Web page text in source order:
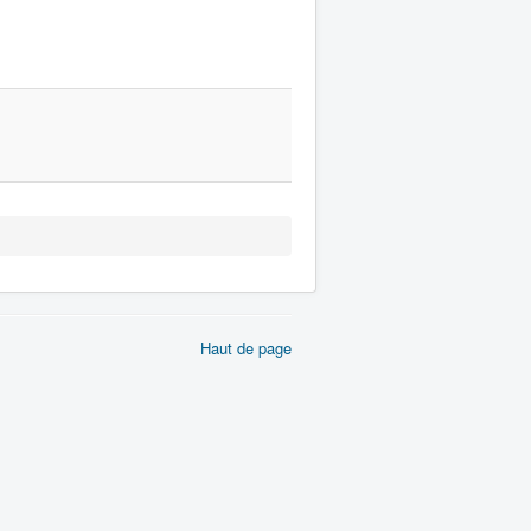
Haut de page